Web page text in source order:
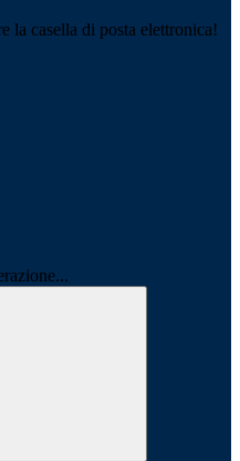
la casella di posta elettronica!